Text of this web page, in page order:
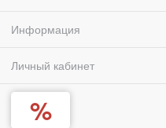
Информация
Личный кабинет